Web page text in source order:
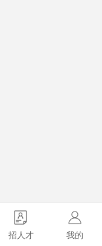
招人才 我的